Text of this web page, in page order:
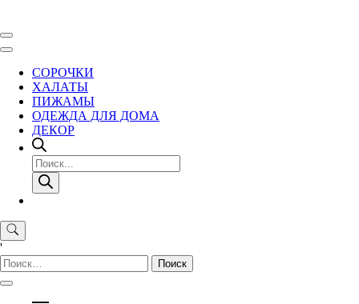
СОРОЧКИ
ХАЛАТЫ
ПИЖАМЫ
ОДЕЖДА ДЛЯ ДОМА
ДЕКОР
Поиск
товаров
'
Найти: